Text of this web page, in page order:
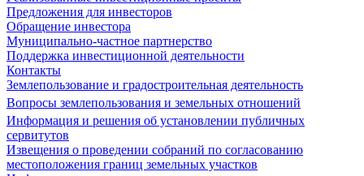
Предложения для инвесторов
Обращение инвестора
Муниципально-частное партнерство
Поддержка инвестиционной деятельности
Контакты
Землепользование и градостроительная деятельность
Вопросы землепользования и земельных отношений
Информация и решения об установлении публичных
сервитутов
Извещения о проведении собраний по согласованию
местоположения границ земельных участков